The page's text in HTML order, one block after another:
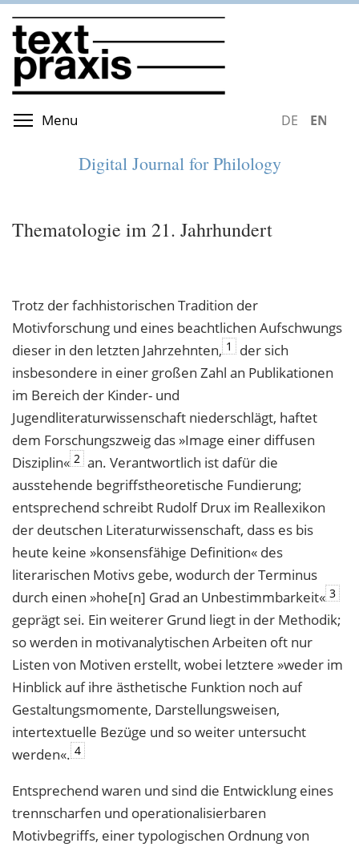
Skip
to
main
content
Menu DEUTSCH
Digital Journal for Philology
Thematologie im 21. Jahrhundert
Trotz der fachhistorischen Tradition der
Motivforschung und eines beachtlichen Aufschwungs
dieser in den letzten Jahrzehnten, 1
der sich
insbesondere in einer großen Zahl an Publikationen
im Bereich der Kinder- und
Jugendliteraturwissenschaft niederschlägt, haftet
dem Forschungszweig das »Image einer diffusen
Disziplin« 2 an. Verantwortlich ist dafür die
ausstehende begriffstheoretische Fundierung;
entsprechend schreibt Rudolf Drux im Reallexikon
der deutschen Literaturwissenschaft, dass es bis
heute keine »konsensfähige Definition« des
literarischen Motivs gebe, wodurch der Terminus
durch einen »hohe[n] Grad an Unbestimmbarkeit« 3
geprägt sei. Ein weiterer Grund liegt in der Methodik;
so werden in motivanalytischen Arbeiten oft nur
Listen von Motiven erstellt, wobei letztere »weder im
Hinblick auf ihre ästhetische Funktion noch auf
Gestaltungsmomente, Darstellungsweisen,
intertextuelle Bezüge und so weiter untersucht
werden«. 4
Entsprechend waren und sind die Entwicklung eines
trennscharfen und operationalisierbaren
Motivbegriffs, einer typologischen Ordnung von